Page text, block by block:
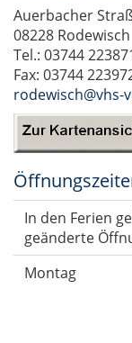
Auerbacher
08228 Rodewisch
Tel.: 03744
Fax: 03744
rodewisch@vhs-
In den Ferien
geänderte
Montag